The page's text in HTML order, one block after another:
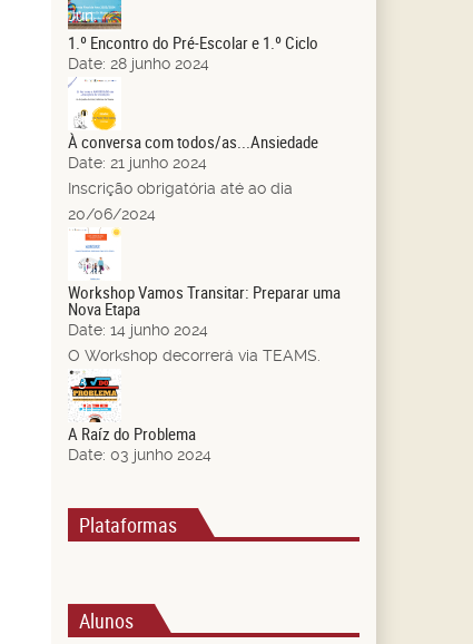
Jun.
1.º Encontro do Pré-Escolar e 1.º Ciclo
Date: 28 junho 2024
21
Jun.
À conversa com todos/as...Ansiedade
Date: 21 junho 2024
Inscrição obrigatória até ao dia
20/06/2024
Jun.
Workshop Vamos Transitar: Preparar uma
Nova Etapa
Date: 14 junho 2024
O Workshop decorrerá via TEAMS.
03
Jun.
A Raíz do Problema
Date: 03 junho 2024
Plataformas
Alunos